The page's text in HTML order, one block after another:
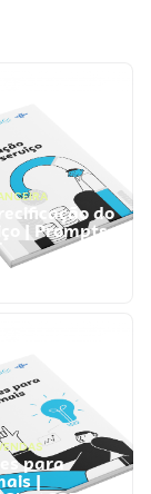
do
| Prompts
para
|